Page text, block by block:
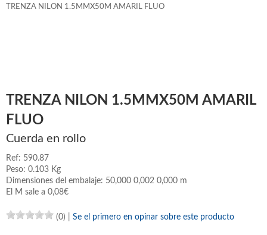
TRENZA NILON 1.5MMX50M AMARIL FLUO
TRENZA NILON 1.5MMX50M AMARIL
FLUO
Cuerda en rollo
Ref: 590.87
Peso: 0.103 Kg
Dimensiones del embalaje: 50,000 0,002 0,000 m
El M sale a 0,08€
(0) Se el primero en opinar sobre este producto